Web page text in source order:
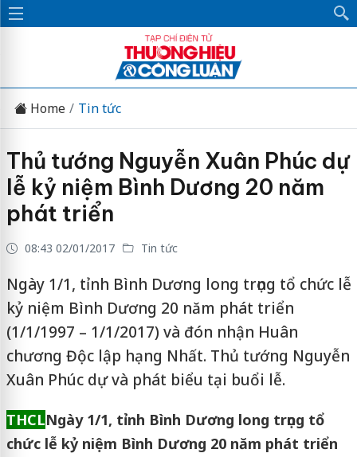
Home Tin tức
Thủ tướng Nguyễn Xuân Phúc dự
lễ kỷ niệm Bình Dương 20 năm
phát triển
08:43 02/01/2017 Tin tức
Ngày 1/1, tỉnh Bình Dương long trọng tổ chức lễ
kỷ niệm Bình Dương 20 năm phát triển
(1/1/1997 – 1/1/2017) và đón nhận Huân
chương Độc lập hạng Nhất. Thủ tướng Nguyễn
Xuân Phúc dự và phát biểu tại buổi lễ.
THCLNgày 1/1, tỉnh Bình Dương long trọng tổ
chức lễ kỷ niệm Bình Dương 20 năm phát triển